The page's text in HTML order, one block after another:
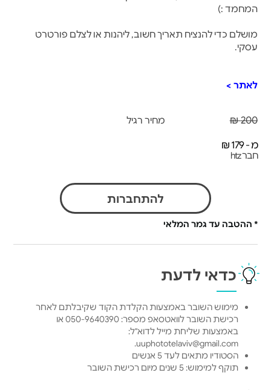
המחמד :)
מושלם כדי להנציח תאריך חשוב, ליהנות או לצלם פורטרט
עסקי.
לאתר >
200 ₪ מחיר רגיל
מ - 179 ₪
חבר htz
להתחברות
* ההטבה עד גמר המלאי
כדאי לדעת
מימוש השובר באמצעות הקלדת הקוד שקיבלתם לאחר
רכישת השובר לוואטסאפ מספר: 050-9640390 או
באמצעות שליחת מייל לדוא"ל:
uuphototelaviv@gmail.com.
הסטודיו מתאים לעד 5 אנשים
תוקף למימוש: 5 שנים מיום רכישת השובר